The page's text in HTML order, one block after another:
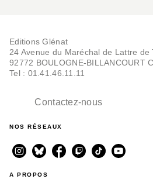
Editions Glénat
24 Avenue du Maréchal de Lattre de
92772 BOULOGNE-BILLANCOURT
Tel : 01.41.46.11.11
Contactez-nous
NOS RÉSEAUX
A PROPOS